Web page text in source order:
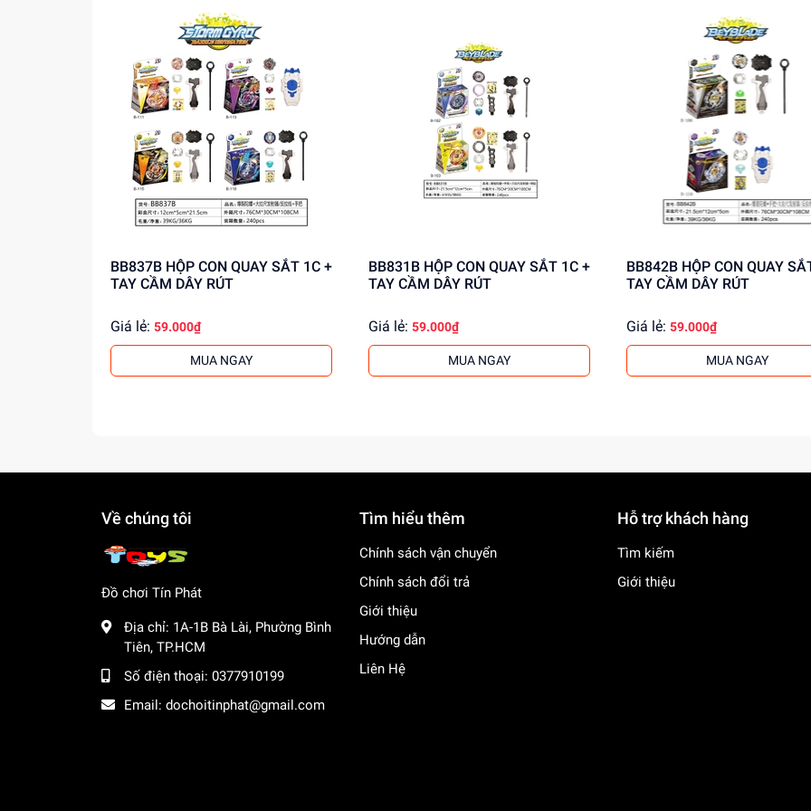
BB837B HỘP CON QUAY SẮT 1C +
TAY CẦM DÂY RÚT
Giá lẻ: 59.000₫
MUA NGAY
BB831B HỘP CON QUAY SẮT 1C +
TAY CẦM DÂY RÚT
Giá lẻ: 59.000₫
MUA NGAY
BB842B HỘP CON QUAY SẮT 1C +
TAY CẦM DÂY RÚT
Giá lẻ: 59.000₫
MUA NGAY
Về chúng tôi
Đồ chơi Tín Phát
Địa chỉ: 1A-1B Bà Lài, Phường Bình
Tiên, TP.HCM
Số điện thoại: 0377910199
Email: dochoitinphat@gmail.com
Tìm hiểu thêm
Chính sách vận chuyển
Chính sách đổi trả
Giới thiệu
Hướng dẫn
Liên Hệ
Hỗ trợ khách hàng
Tìm kiếm
Giới thiệu